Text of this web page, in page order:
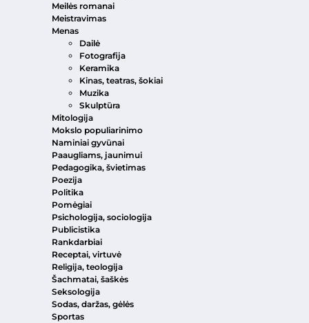
Meilės romanai
Meistravimas
Menas
Dailė
Fotografija
Keramika
Kinas, teatras, šokiai
Muzika
Skulptūra
Mitologija
Mokslo populiarinimo
Naminiai gyvūnai
Paaugliams, jaunimui
Pedagogika, švietimas
Poezija
Politika
Pomėgiai
Psichologija, sociologija
Publicistika
Rankdarbiai
Receptai, virtuvė
Religija, teologija
Šachmatai, šaškės
Seksologija
Sodas, daržas, gėlės
Sportas